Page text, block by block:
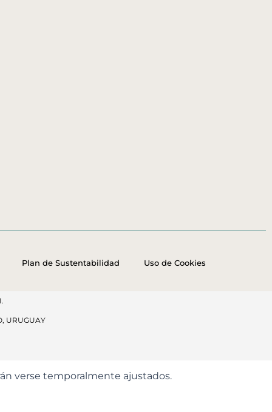
Plan de Sustentabilidad Uso de Cookies
URUGUAY
verse temporalmente ajustados.